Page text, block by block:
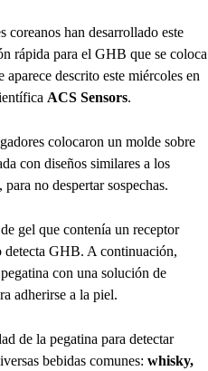
coreanos han desarrollado este
rápida para el GHB que se coloca
descrito este miércoles en
ACS Sensors.
colocaron un molde sobre
con diseños similares a los
no despertar sospechas.
gel que contenía un receptor
GHB. A continuación,
con una solución de
adherirse a la piel.
de la pegatina para detectar
bebidas comunes: whisky,